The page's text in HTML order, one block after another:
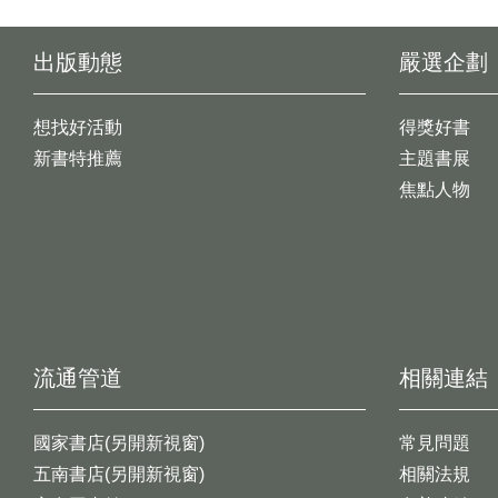
出版動態
想找好活動
新書特推薦
嚴選企劃
得獎好書
主題書展
焦點人物
流通管道
國家書店(另開新視窗)
五南書店(另開新視窗)
相關連結
常見問題
相關法規